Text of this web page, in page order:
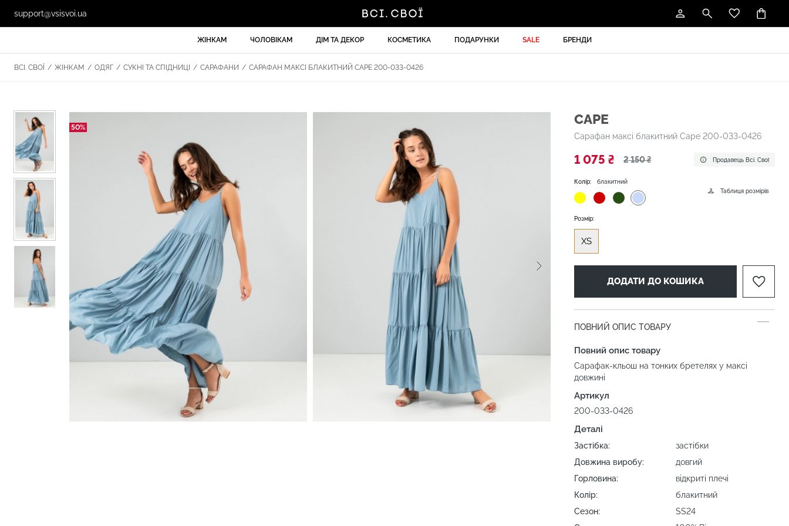
support@vsisvoi.ua
ЖІНКАМ ЧОЛОВІКАМ ДІМ ТА ДЕКОР КОСМЕТИКА ПОДАРУНКИ SALE БРЕНДИ
ВСІ. СВОЇ / ЖІНКАМ / ОДЯГ / СУКНІ ТА СПІДНИЦІ / САРАФАНИ / САРАФАН МАКСІ БЛАКИТНИЙ CAPE 200-033-0426
50%
CAPE
Сарафан максі блакитний Cape 200-033-0426
1 075 ₴ 2 150 ₴ Продавець Всі. Свої
Колір:
блакитний
Таблиця розмірів
Розмір:
XS
ДОДАТИ ДО КОШИКА
ПОВНИЙ ОПИС ТОВАРУ
Повний опис товару
Сарафак-кльош на тонких бретелях у максі
довжині
Артикул
200-033-0426
Деталі
Застібка:
застібки
Довжина виробу:
довгий
Горловина:
відкриті плечі
Колір:
блакитний
Сезон:
SS24